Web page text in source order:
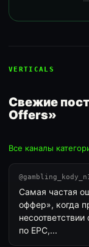
VERTICALS
Свежие
Offers»
Все каналы
Самая частая
оффер», когда
по EPC,...